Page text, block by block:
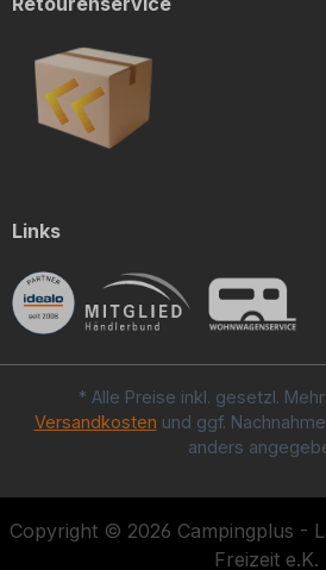
Links
* Alle Preise inkl. gesetzl.
Versandkosten und ggf.
anders
Copyright © 2026 Campingplus -
Freizeit e.K.